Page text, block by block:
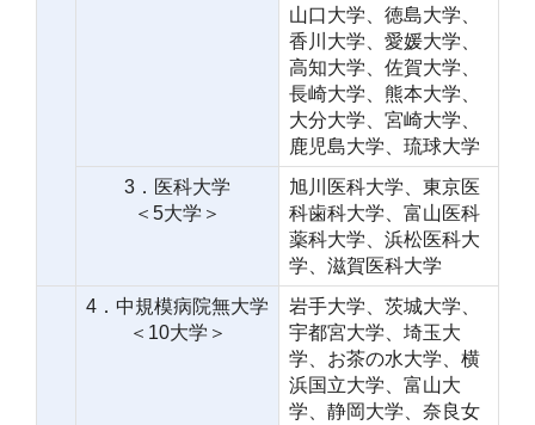
山口大学、徳島大学、
香川大学、愛媛大学、
高知大学、佐賀大学、
長崎大学、熊本大学、
大分大学、宮崎大学、
鹿児島大学、琉球大学
3．医科大学
＜5大学＞
旭川医科大学、東京医
科歯科大学、富山医科
薬科大学、浜松医科大
学、滋賀医科大学
4．中規模病院無大学
＜10大学＞
岩手大学、茨城大学、
宇都宮大学、埼玉大
学、お茶の水大学、横
浜国立大学、富山大
学、静岡大学、奈良女